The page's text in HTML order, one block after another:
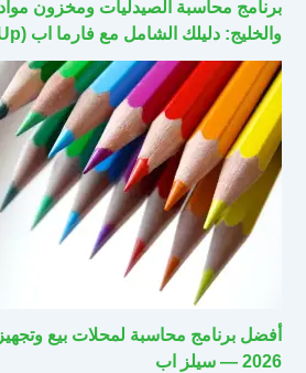
برنامج محاسبة الصيدليات ومخزون
والخليج: دليلك الشامل مع فارما اب (PharmUp)
أفضل برنامج محاسبة لمحلات بيع
2026 — سيلز اب